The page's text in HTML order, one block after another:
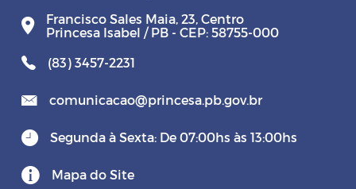
Francisco Sales Maia, 23, Centro
Princesa Isabel / PB - CEP: 58755-000
(83) 3457-2231
comunicacao@princesa.pb.gov.br
Segunda à Sexta: De 07:00hs às 13:00hs
Mapa do Site